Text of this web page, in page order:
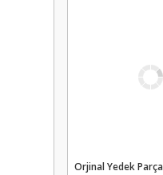
Orjinal Yedek Parça